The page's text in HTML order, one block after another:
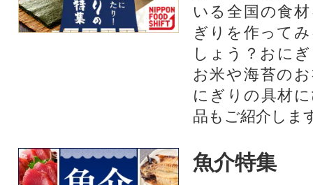
いる全国の食
ぎりを作って
しょう？おに
お米や海苔の
にぎりの具材
品もご紹介しま
魚介特集